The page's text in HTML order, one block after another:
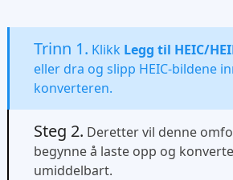
Trinn 1. Klikk Legg til HEIC/
eller dra og slipp HEIC-bildene
konverteren.
Steg 2. Deretter vil denne
begynne å laste opp og
umiddelbart.